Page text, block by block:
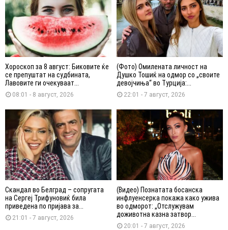
Хороскоп за 8 август: Биковите ќе
се препуштат на судбината,
Лавовите ги очекуваат...
08:01 - 8 август, 2026
(Фото) Омилената личност на
Душко Тошиќ на одмор со „своите
девојчиња“ во Турција:...
22:01 - 7 август, 2026
Скандал во Белград – сопругата
на Сергеј Трифуновиќ била
приведена по пријава за...
21:01 - 7 август, 2026
(Видео) Познатата босанска
инфлуенсерка покажа како ужива
во одморот: „Отслужувам
доживотна казна затвор...
20:01 - 7 август, 2026